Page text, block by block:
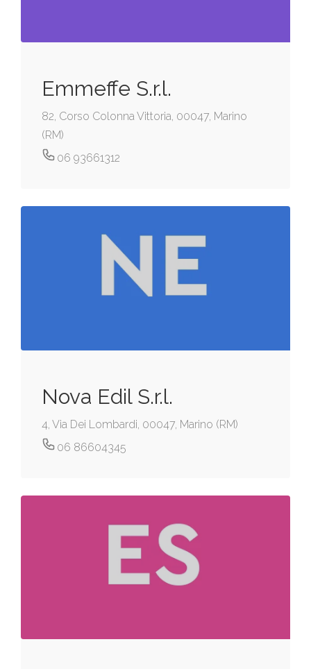
Emmeffe S.r.l.
82, Corso Colonna Vittoria, 00047, Marino
(RM)
06 93661312
Nova Edil S.r.l.
4, Via Dei Lombardi, 00047, Marino (RM)
06 86604345